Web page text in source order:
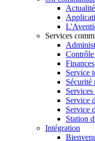
Services
Finances
Service
Sécurité
Service
Service
Station
Intégration